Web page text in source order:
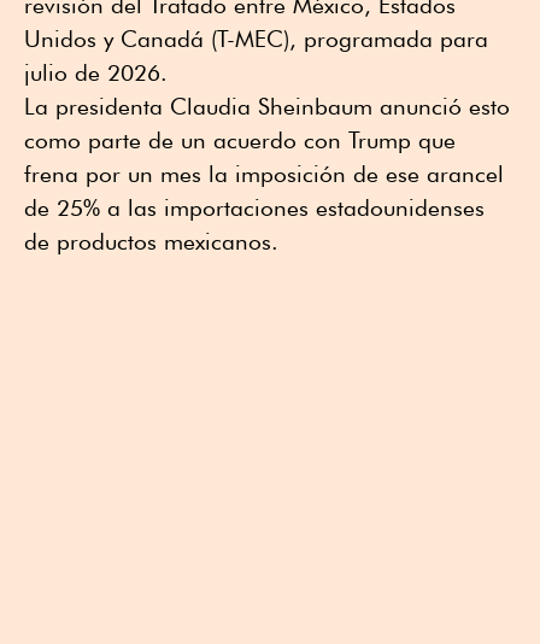
revisión del Tratado entre México, Estados
Unidos y Canadá (T-MEC), programada para
julio de 2026.
La presidenta Claudia Sheinbaum anunció esto
como parte de un acuerdo con Trump que
frena por un mes la imposición de ese arancel
de 25% a las importaciones estadounidenses
de productos mexicanos.